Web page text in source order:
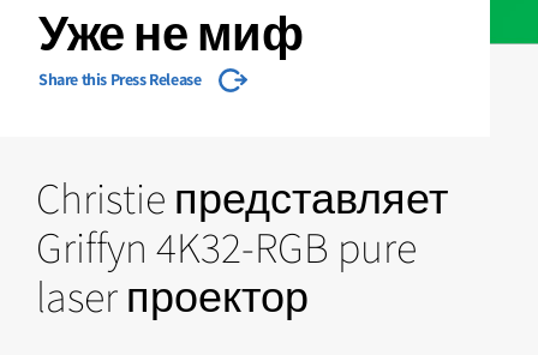
Уже не миф
Share this Press Release
Christie представляет
Griffyn 4K32-RGB pure
laser проектор